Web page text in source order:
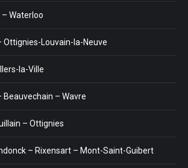
Waterloo
Ottignies-Louvain-la-Neuve
la-Ville
Beauvechain – Wavre
– Ottignies
– Rixensart – Mont-Saint-Guibert